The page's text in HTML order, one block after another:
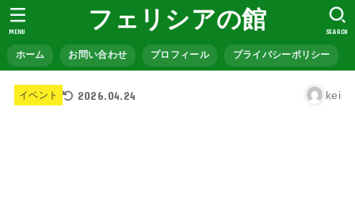
フェリシアの館
ホーム お問い合わせ プロフィール プライバシーポリシー
SEARCH
MENU
イベント 2026.04.24 kei